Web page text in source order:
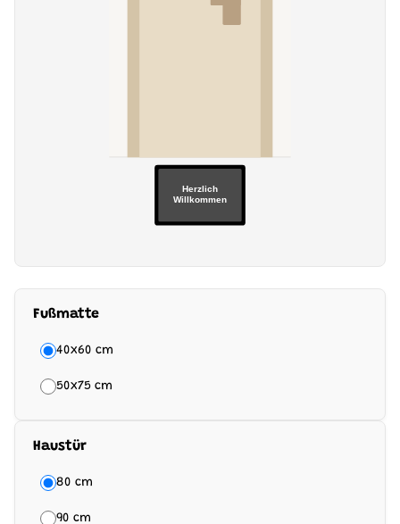
Fußmatte
40x60 cm
50x75 cm
Haustür
80 cm
90 cm
Herzlich
Willkommen